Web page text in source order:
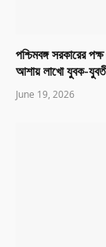
পশ্চিমবঙ্গ সরকারের
আশায় লাখো যুবক-
June 19, 2026